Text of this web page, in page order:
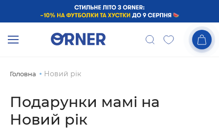
Головна Новий рік
Подарунки мамі на
Новий рік